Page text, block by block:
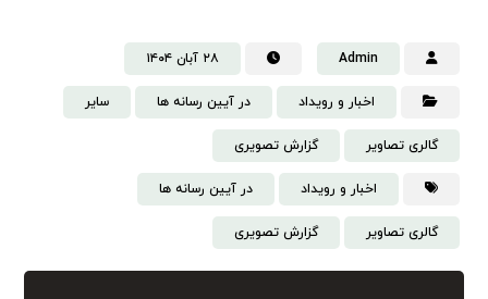
Admin ۲۸ آبان ۱۴۰۴
اخبار و رویداد در آیین رسانه ها سایر
گالری تصاویر گزارش تصویری
اخبار و رویداد در آیین رسانه ها
گالری تصاویر گزارش تصویری